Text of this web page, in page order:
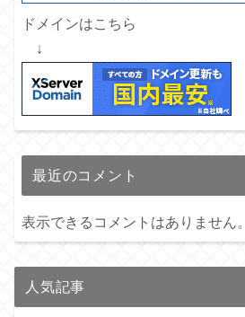
ドメインはこちら
↓
最近のコメント
表示できるコメントはありません。
人気記事